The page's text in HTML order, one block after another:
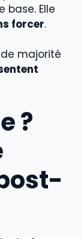
Elle
forcer.
majorité
?